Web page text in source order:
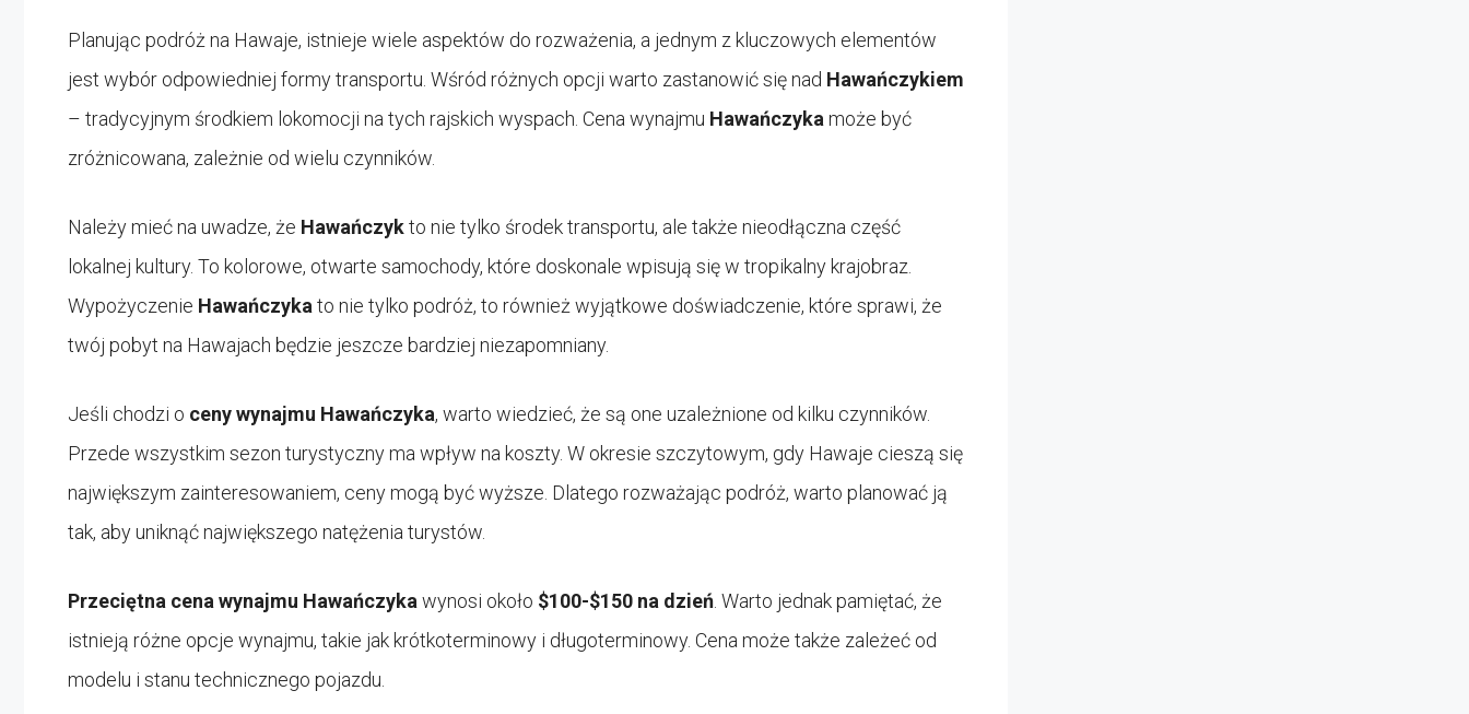
Planując podróż na Hawaje, istnieje wiele aspektów do rozważenia, a jednym z kluczowych elementów
jest wybór odpowiedniej formy transportu. Wśród różnych opcji warto zastanowić się nad Hawańczykiem
– tradycyjnym środkiem lokomocji na tych rajskich wyspach. Cena wynajmu Hawańczykamoże być
zróżnicowana, zależnie od wielu czynników.
Należy mieć na uwadze, że Hawańczykto nie tylko środek transportu, ale także nieodłączna część
lokalnej kultury. To kolorowe, otwarte samochody, które doskonale wpisują się w tropikalny krajobraz.
Wypożyczenie Hawańczykato nie tylko podróż, to również wyjątkowe doświadczenie, które sprawi, że
twój pobyt na Hawajach będzie jeszcze bardziej niezapomniany.
Jeśli chodzi o ceny wynajmu Hawańczyka, warto wiedzieć, że są one uzależnione od kilku czynników.
Przede wszystkim sezon turystyczny ma wpływ na koszty. W okresie szczytowym, gdy Hawaje cieszą się
największym zainteresowaniem, ceny mogą być wyższe. Dlatego rozważając podróż, warto planować ją
tak, aby uniknąć największego natężenia turystów.
Przeciętna cena wynajmu Hawańczykawynosi około $100-$150 na dzień. Warto jednak pamiętać, że
istnieją różne opcje wynajmu, takie jak krótkoterminowy i długoterminowy. Cena może także zależeć od
modelu i stanu technicznego pojazdu.